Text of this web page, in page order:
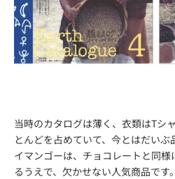
当時のカタログは薄く、衣類はTシ
とんどを占めていて、今とはだい
イマンゴーは、チョコレートと同
るうえで、欠かせない人気商品です。